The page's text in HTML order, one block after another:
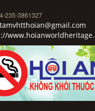
235-3861327